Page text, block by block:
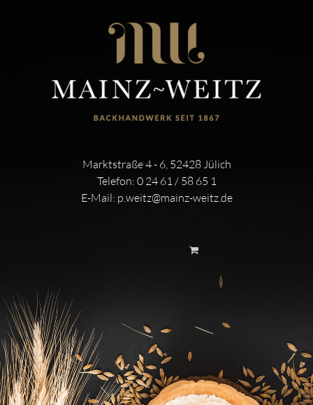
Marktstraße 4 - 6, 52428 Jülich
Telefon: 0 24 61 / 58 65 1
E-Mail: p.weitz@mainz-weitz.de